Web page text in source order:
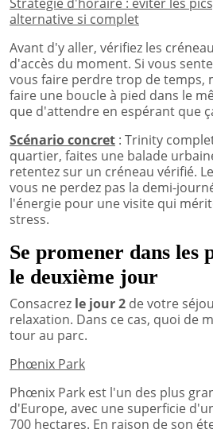
alternative si complet
Avant d'y aller, vérifiez les
d'accès du moment. Si vous
vous faire perdre trop de temps,
faire une boucle à pied dans le
que d'attendre en espérant que
Scénario concret : Trinity
quartier, faites une balade
retentez sur un créneau vérifié.
vous ne perdez pas la demi-
l'énergie pour une visite qui
stress.
Se promener dans les
le deuxième jour
Consacrez le jour 2 de votre
relaxation. Dans ce cas, quoi de
tour au parc.
Phœnix Park
Phœnix Park est l'un des plus
d'Europe, avec une superficie
700 hectares. En raison de son